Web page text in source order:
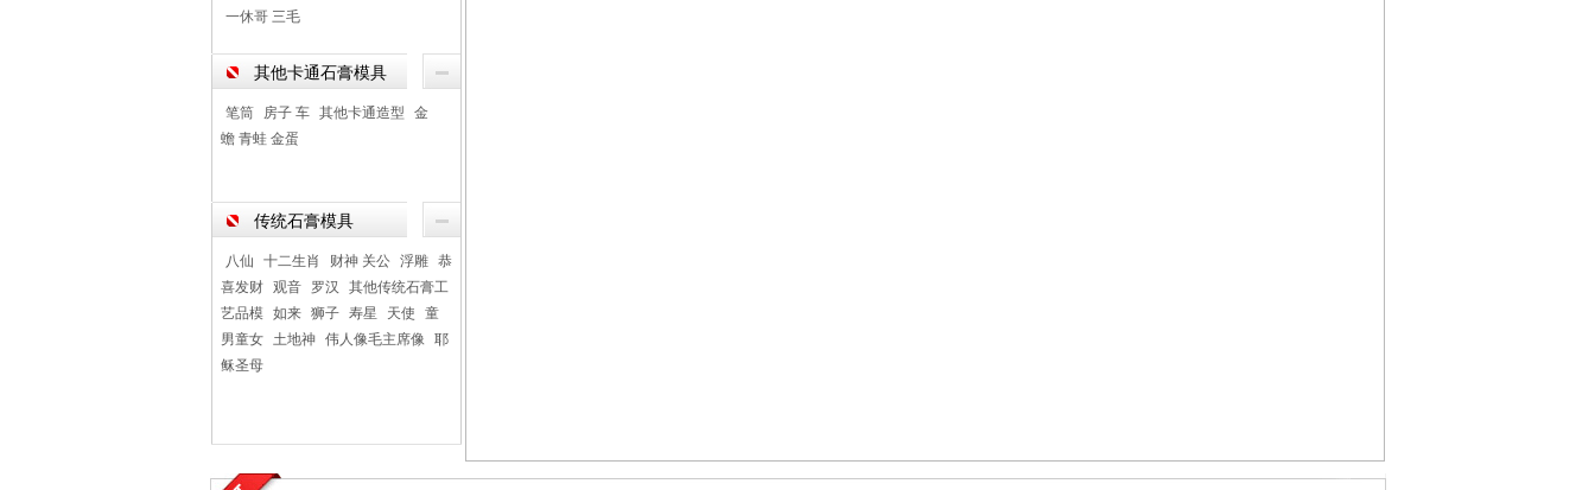
一休哥 三毛
其他卡通石膏模具
笔筒 房子 车 其他卡通造型
金
蟾 青蛙 金蛋
传统石膏模具
八仙 十二生肖 财神 关公 浮雕
恭
喜发财
观音 罗汉
其他传统石膏工
艺品模
如来 狮子 寿星 天使
童
男童女
土地神 伟人像毛主席像
耶
稣圣母